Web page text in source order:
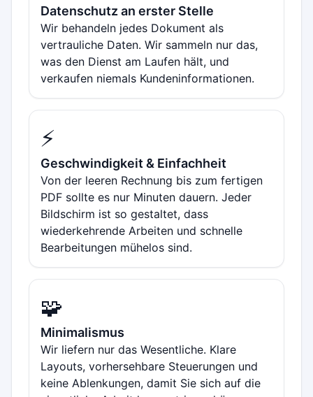
Datenschutz an erster Stelle
Wir behandeln jedes Dokument als
vertrauliche Daten. Wir sammeln nur das,
was den Dienst am Laufen hält, und
verkaufen niemals Kundeninformationen.
⚡
Geschwindigkeit & Einfachheit
Von der leeren Rechnung bis zum fertigen
PDF sollte es nur Minuten dauern. Jeder
Bildschirm ist so gestaltet, dass
wiederkehrende Arbeiten und schnelle
Bearbeitungen mühelos sind.
🧩
Minimalismus
Wir liefern nur das Wesentliche. Klare
Layouts, vorhersehbare Steuerungen und
keine Ablenkungen, damit Sie sich auf die